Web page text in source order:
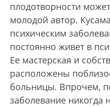
плодотворности
молодой автор.
психическим
постоянно живет в
Ее мастерская и
расположены
больницы. Впрочем,
заболевание никогда